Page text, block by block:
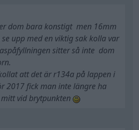
dom bara konstigt men 16mm
upp med en viktig sak kolla var
sitter så inte dom
att det är r134a på lappen i
2017 fick man inte längre ha
vid brytpunkten